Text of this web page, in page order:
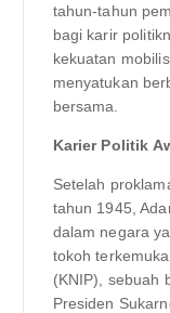
tahun-tahun
bagi karir
kekuatan
menyatukan
bersama.
Karier Politik
Setelah
tahun 1945,
dalam negara
tokoh
(KNIP), sebuah
Presiden